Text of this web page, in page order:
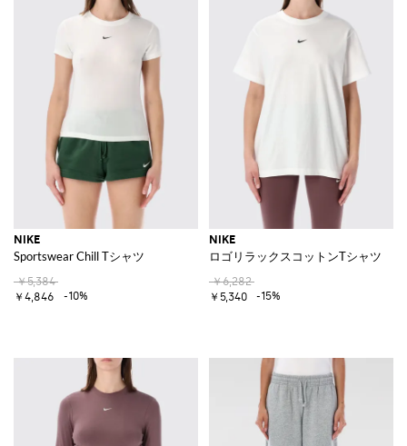
NIKE
Sportswear Chill Tシャツ
￥5,384
￥4,846
-10%
NIKE
ロゴリラックスコットンTシャツ
￥6,282
￥5,340
-15%